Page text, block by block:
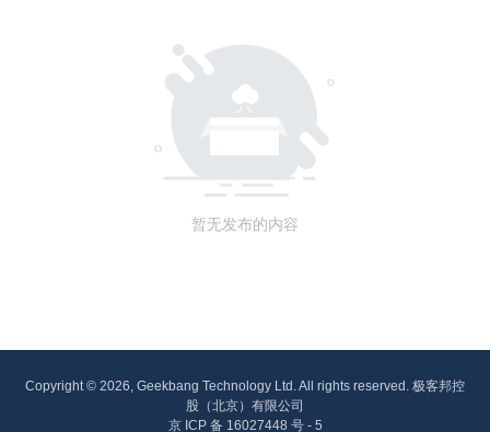
暂无发布的内容
Copyright © 2026, Geekbang Technology Ltd. All rights reserved. 极客邦控
股（北京）有限公司
京 ICP 备 16027448 号 - 5